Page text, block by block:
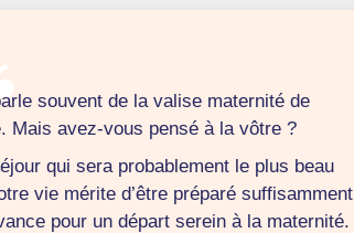
souvent de la valise maternité de
Mais avez-vous pensé à la vôtre ?
qui sera probablement le plus beau
vie mérite d’être préparé suffisamment
pour un départ serein à la maternité.